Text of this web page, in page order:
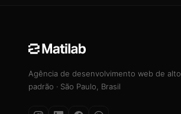
Agência de desenvolvimento web de alto
padrão · São Paulo, Brasil